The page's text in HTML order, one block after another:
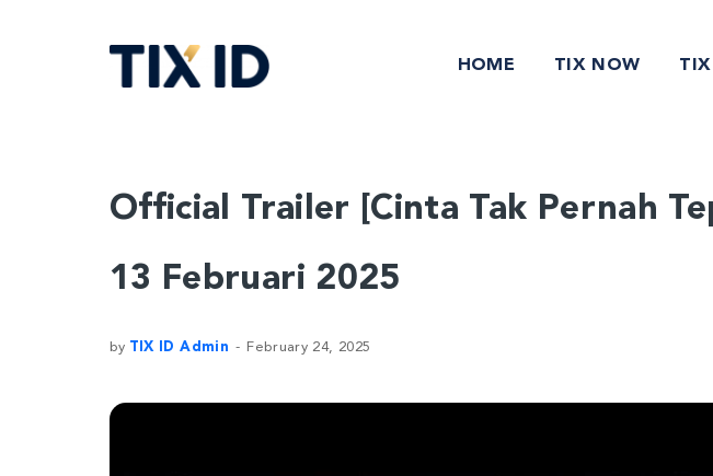
HOME TIX NOW TIX
Official Trailer [Cinta Tak Pernah
13 Februari 2025
by TIX ID Admin February 24, 2025